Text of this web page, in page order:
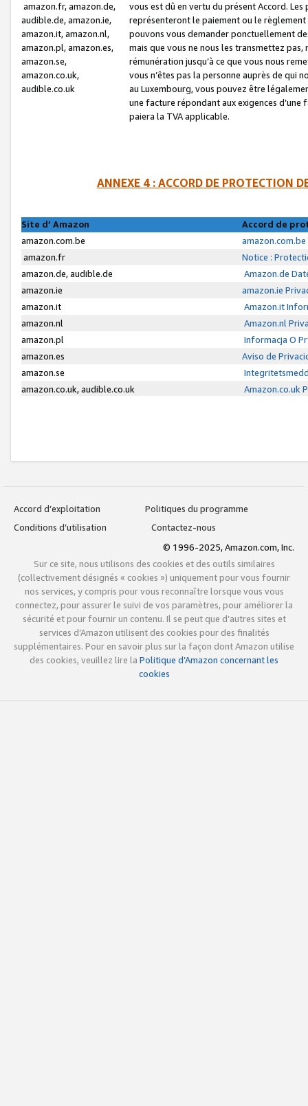
amazon.fr, amazon.de,
audible.de, amazon.ie,
amazon.it, amazon.nl,
amazon.pl, amazon.es,
amazon.se,
amazon.co.uk,
audible.co.uk
vous est dû en vertu du présent Accord.
représenteront le paiement ou le
pouvons vous demander ponctuellement
mais que vous ne nous les transmettez
rémunération jusqu’à ce que vous nous
vous n’êtes pas la personne auprès de qui
au Luxembourg, vous pouvez être
une facture répondant aux exigences
paiera la TVA applicable.
ANNEXE 4 : ACCORD DE PROTECTION
Site d’ Amazon
Accord de
amazon.com.be
amazon.fr
Notice :
amazon.de, audible.de
Amazon.de
amazon.ie
amazon.ie
amazon.it
Amazon.it
amazon.nl
Amazon.nl
amazon.pl
Informacja O
amazon.es
Aviso de
amazon.se
amazon.co.uk, audible.co.uk
Amazon.co.uk
Accord d’exploitation
Politiques du programme
Conditions d’utilisation
Contactez-nous
© 1996-2025, Amazon.com, Inc.
Sur ce site, nous utilisons des cookies et des outils similaires
(collectivement désignés « cookies ») uniquement pour vous fournir
nos services, y compris pour vous reconnaître lorsque vous vous
connectez, pour assurer le suivi de vos paramètres, pour améliorer la
sécurité et pour fournir un contenu. Il se peut que d’autres sites et
services d’Amazon utilisent des cookies pour des finalités
supplémentaires. Pour en savoir plus sur la façon dont Amazon utilise
des cookies, veuillez lire la Politique d’Amazon concernant les
cookies